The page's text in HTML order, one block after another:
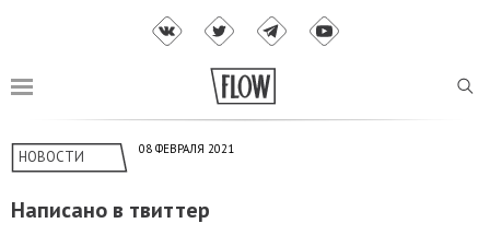
НОВОСТИ 08 ФЕВРАЛЯ 2021
Написано в твиттер